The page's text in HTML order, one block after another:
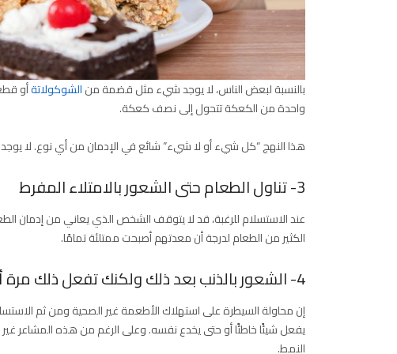
بالنسبة لبعض الناس، لا يوجد شيء مثل قضمة منالشوكولاتة
واحدة من الكعكة تتحول إلى نصف كعكة.
هذا النهج “كل شيء أو لا شيء” شائع في الإدمان من أي نوع. لا
3- تناول الطعام حتى الشعور بالامتلاء المفرط
عند الاستسلام للرغبة، قد لا يتوقف الشخص الذي يعاني من إدمان
الكثير من الطعام لدرجة أن معدتهم أصبحت ممتلئة تمامًا.
4- الشعور بالذنب بعد ذلك ولكنك تفعل ذلك مرة أخرى قريبًا
إن محاولة السيطرة على استهلاك الأطعمة غير الصحية ومن ثم
يفعل شيئًا خاطئًا أو حتى يخدع نفسه. وعلى الرغم من هذه المشاعر
النمط.